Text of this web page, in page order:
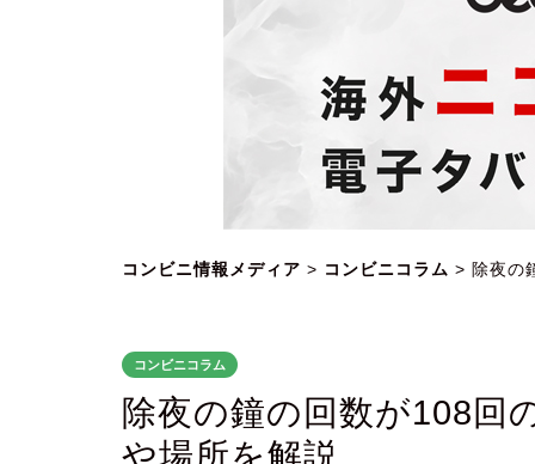
コンビニ情報メディア > コンビニコラム > 除夜の
コンビニコラム
除夜の鐘の回数が108回
や場所を解説